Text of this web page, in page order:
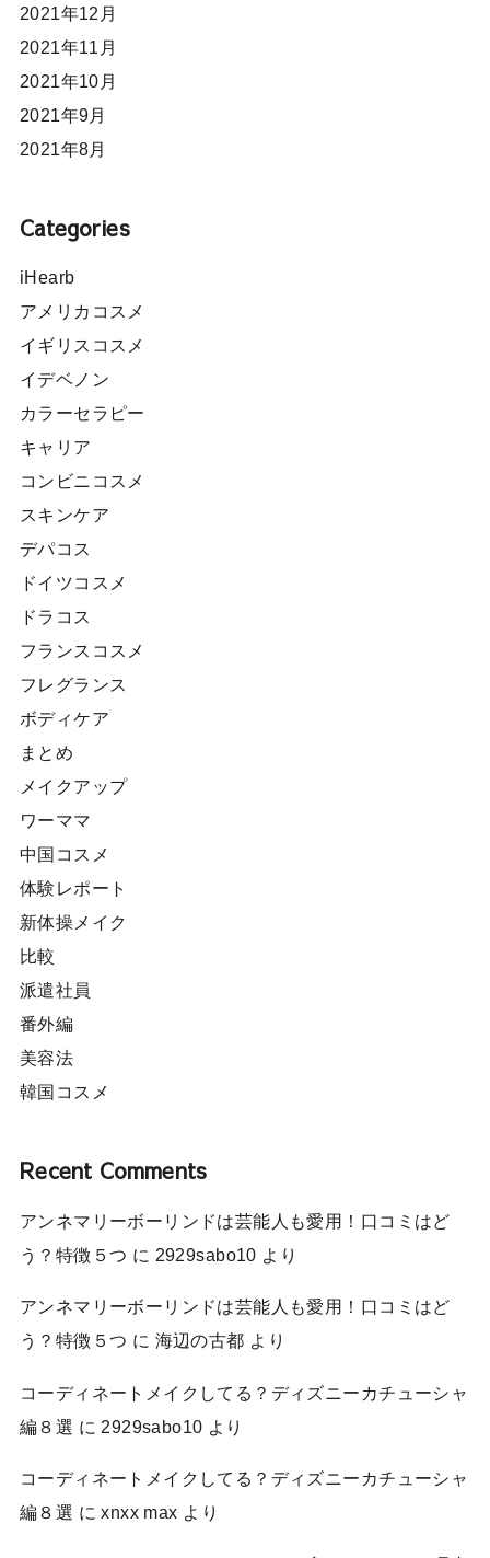
2021年12月
2021年11月
2021年10月
2021年9月
2021年8月
Categories
iHearb
アメリカコスメ
イギリスコスメ
イデベノン
カラーセラピー
キャリア
コンビニコスメ
スキンケア
デパコス
ドイツコスメ
ドラコス
フランスコスメ
フレグランス
ボディケア
まとめ
メイクアップ
ワーママ
中国コスメ
体験レポート
新体操メイク
比較
派遣社員
番外編
美容法
韓国コスメ
Recent Comments
アンネマリーボーリンドは芸能人も愛用！口コミはど
う？特徴５つ に 2929sabo10 より
アンネマリーボーリンドは芸能人も愛用！口コミはど
う？特徴５つ に 海辺の古都 より
コーディネートメイクしてる？ディズニーカチューシャ
編８選 に 2929sabo10 より
コーディネートメイクしてる？ディズニーカチューシャ
編８選 にxnxx max より